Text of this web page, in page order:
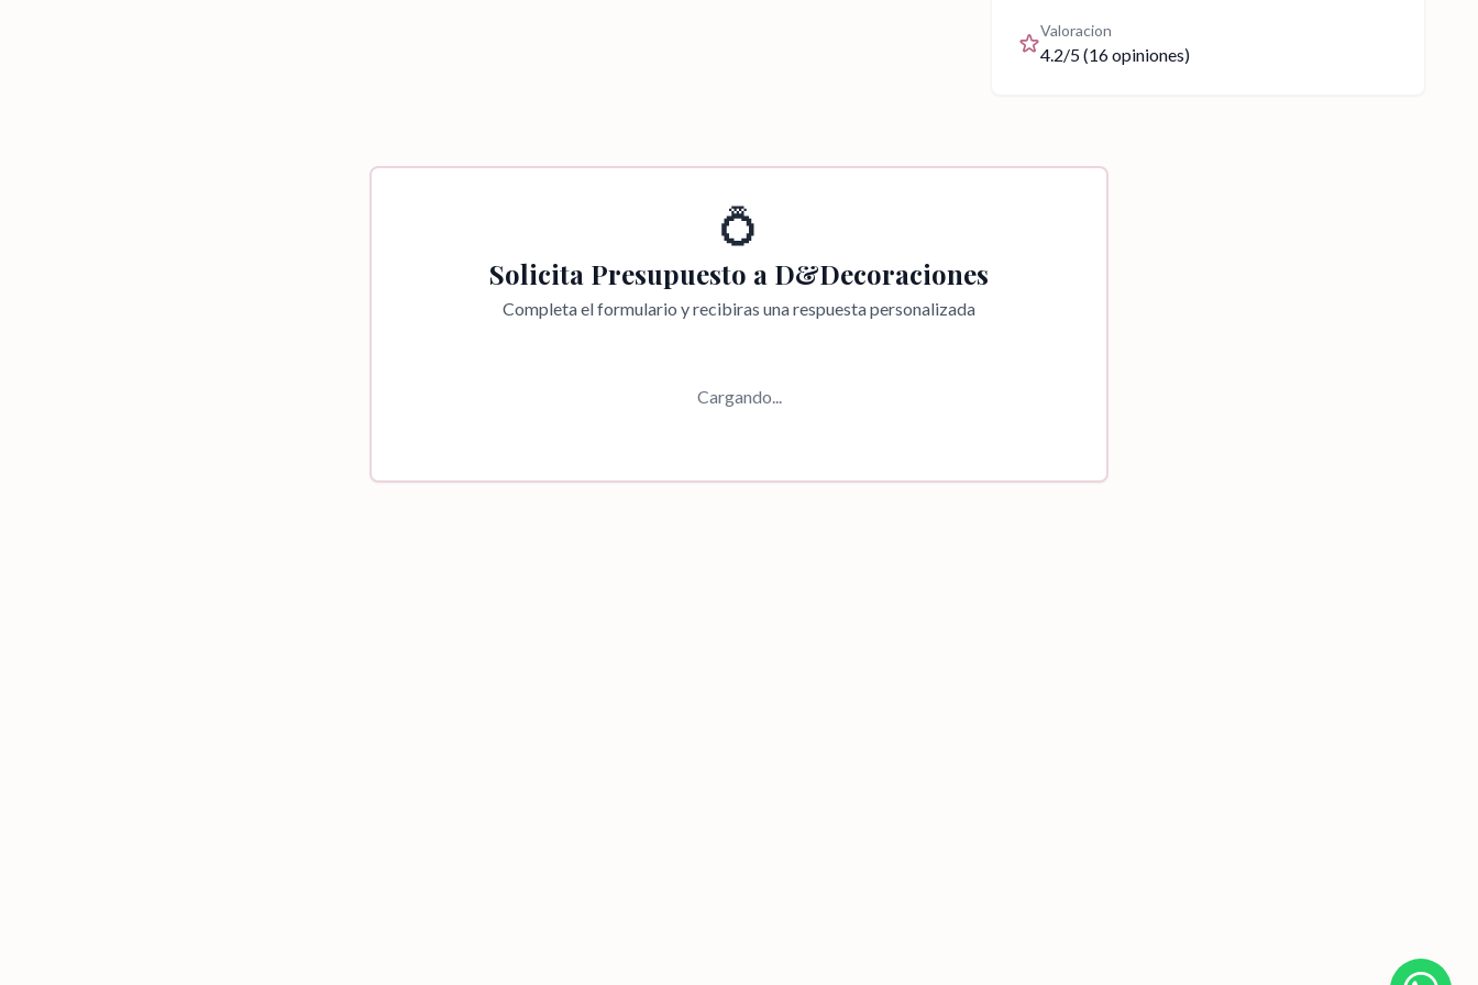
Valoracion
4.2/5 (16opiniones)
💍
Solicita Presupuesto a D&Decoraciones
Completa el formulario y recibiras una respuesta personalizada
Cargando...